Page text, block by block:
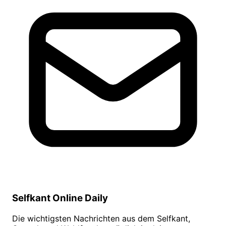
Selfkant Online Daily
Die wichtigsten Nachrichten aus dem Selfkant,